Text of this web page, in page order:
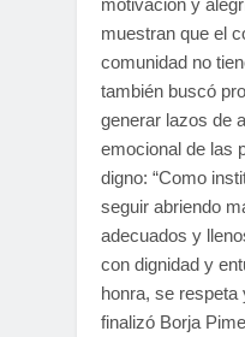
motivación y
muestran que el
comunidad no
también buscó
generar lazos de
emocional de las
digno: “Como
seguir abriendo
adecuados y
con dignidad y
honra, se respeta
finalizó Borja